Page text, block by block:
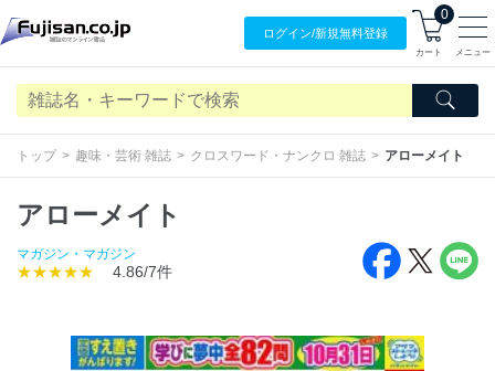
ログイン/新規無料登録
0
カート メニュー
トップ 趣味・芸術 雑誌 クロスワード・ナンクロ 雑誌 アローメイト
アローメイト
マガジン・マガジン
★★★★★ 4.86/7件